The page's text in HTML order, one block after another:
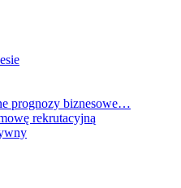
prognozy biznesowe…
rekrutacyjną